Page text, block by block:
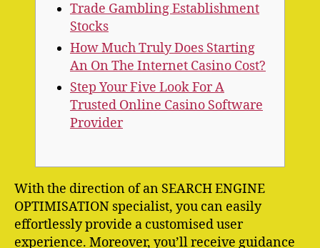
Trade Gambling Establishment
Stocks
How Much Truly Does Starting
An On The Internet Casino Cost?
Step Your Five Look For A
Trusted Online Casino Software
Provider
With the direction of an SEARCH ENGINE
OPTIMISATION specialist, you can easily
effortlessly provide a customised user
experience. Moreover, you’ll receive guidance